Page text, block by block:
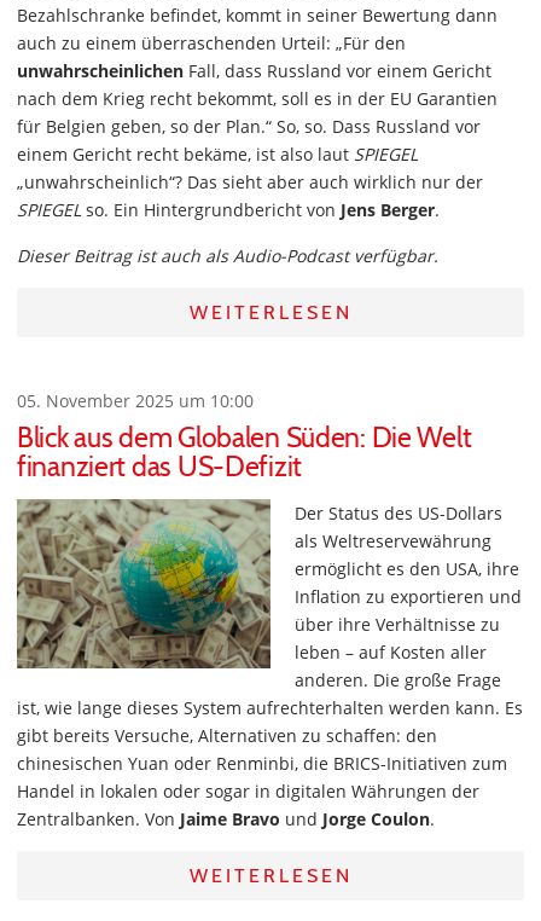
Bezahlschranke befindet, kommt in seiner Bewertung dann
auch zu einem überraschenden Urteil: „Für den
unwahrscheinlichen Fall, dass Russland vor einem Gericht
nach dem Krieg recht bekommt, soll es in der EU Garantien
für Belgien geben, so der Plan.“ So, so. Dass Russland vor
einem Gericht recht bekäme, ist also laut SPIEGEL
„unwahrscheinlich“? Das sieht aber auch wirklich nur der
SPIEGEL so. Ein Hintergrundbericht von Jens Berger.
Dieser Beitrag ist auch als Audio-Podcast verfügbar.
WEITERLESEN
05. November 2025 um 10:00
Blick aus dem Globalen Süden: Die Welt
finanziert das US-Defizit
Der Status des US-Dollars
als Weltreservewährung
ermöglicht es den USA, ihre
Inflation zu exportieren und
über ihre Verhältnisse zu
leben – auf Kosten aller
anderen. Die große Frage
ist, wie lange dieses System aufrechterhalten werden kann. Es
gibt bereits Versuche, Alternativen zu schaffen: den
chinesischen Yuan oder Renminbi, die BRICS-Initiativen zum
Handel in lokalen oder sogar in digitalen Währungen der
Zentralbanken. Von Jaime Bravo und Jorge Coulon.
WEITERLESEN